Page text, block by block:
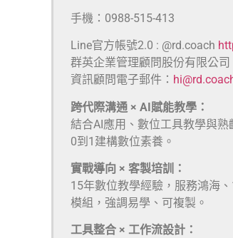
手機：0988-515-413
Line官方帳號2.0 : @rd.coach
群英企業管理顧問股份有限公司
資訊顧問電子郵件：
跨代際溝通 × AI賦能教學：
結合AI應用、數位工具教學與
0到1建構數位素養。
實戰導向 × 客製培訓：
15年數位教學經驗，服務鴻海
模組，強調易學、可複製。
工具整合 × 工作流設計：